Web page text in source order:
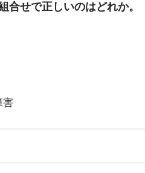
せで正しいのはどれか。
害